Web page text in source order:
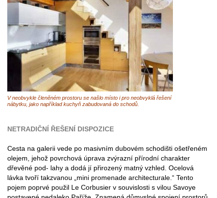
V neobvykle členěném prostoru se našlo místo i pro neobvyklá řešení
nábytku, jako například kuchyň zabudovaná do schodů.
NETRADIČNÍ ŘEŠENÍ DISPOZICE
Cesta na galerii vede po masivním dubovém schodišti ošetřeném
olejem, jehož povrchová úprava zvýrazní přírodní charakter
dřevěné pod- lahy a dodá jí přirozený matný vzhled. Ocelová
lávka tvoří takzvanou „mini promenade architecturale.“ Tento
pojem poprvé použil Le Corbusier v souvislosti s vilou Savoye